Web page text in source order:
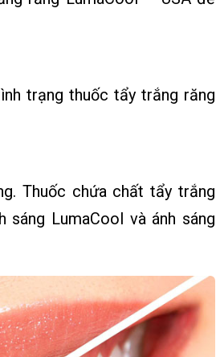
trạng thuốc tẩy trắng răng
Thuốc chứa chất tẩy trắng
sáng LumaCool và ánh sáng